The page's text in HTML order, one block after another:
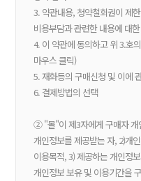
3. 약관내용, 청약철회권이 제
비용부담과 관련한 내용에 대
4. 이 약관에 동의하고 위 3.호
마우스 클릭)
5. 재화등의 구매신청 및 이에
6. 결제방법의 선택
② "몰"이 제3자에게 구매자 개
개인정보를 제공받는 자, 2)개
이용목적, 3) 제공하는 개인정
개인정보 보유 및 이용기간을